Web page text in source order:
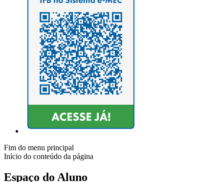
Fim do menu principal
Início do conteúdo da página
Espaço do Aluno